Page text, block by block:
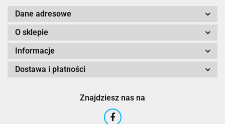
Dane adresowe
O sklepie
Informacje
Dostawa i płatności
Znajdziesz nas na